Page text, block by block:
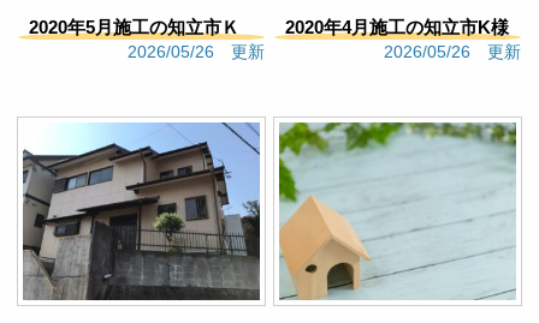
とも言えない気持ち。それを担当に伝えても、そう
ですかっと言う感じでややカチンときました。もう
くありません。
Google口コミ
大矢恵
8 months ago
見積もりの段階から丁寧に対
応していただき施工完了までお世話になりました。
他社と検討しておりましたがエムアールさんに依頼
2020年5月施工の知立市Ｋ
2026/05/26 更新
2020年4月施工の知立市K様
2026/05/26 更新